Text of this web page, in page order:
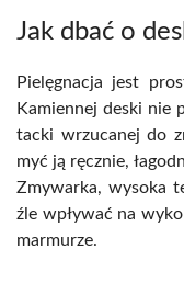
Jak dbać o
Pielęgnacja jest
Kamiennej deski nie
tacki wrzucanej do
myć ją ręcznie,
Zmywarka, wysoka
źle wpływać na
marmurze.